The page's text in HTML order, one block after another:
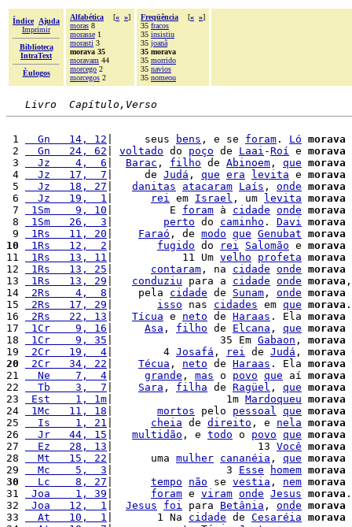
Índice
Ajuda
Imprimir
Biblioteca
IntraText
Èulogos
Alfabética [« »]
moras 8
morasse 1
morasti 3
morava 35
moravam 44
morcego 2
morcegos 2
Freqüência [« »]
35 fracos
35 insistiu
35 joanã
35 morava
35 morrido
35 navios
35 nomeou
Livro  Capítulo,Verso
1
  Gn   14, 12
|     seus bens , e se foram . Ló morava
2
  Gn   24, 62
voltado do poço de Laai -Roí e morava
3
  Jz    4,  6
Barac , filho de Abinoem , que morava
4
  Jz   17,  7
|     de Judá , que era levita e morava
5
  Jz   18, 27
danitas atacaram Laís , onde morava
6
  Jz   19,  1
rei em Israel , um levita morava
7
1Sm    9, 10 |         E foram à cidade onde morava
8
1Sm   26,  3 perto do caminho . Davi morava
9
1Rs   11, 20 Faraó , de modo que Genubat morava
10
1Rs   12,  2 fugido do rei Salomão e morava
11
1Rs   13, 11 |           11 Um velho profeta morava
12
1Rs   13, 25 contaram , na cidade onde morava
13
1Rs   13, 29 conduziu para a cidade onde morava
14
2Rs    4,  8 |    pela cidade de Sunam , onde morava
15
2Rs   17, 29 isso nas cidades em que morava .
16
2Rs   22, 13 Tícua e neto de Haraas . Ela morava
17
1Cr    9, 16 Asa , filho de Elcana , que morava
18
1Cr    9, 35 |                 35 Em Gabaon , morava
19
2Cr   19,  4 |        4 Josafá , rei de Judá , morava
20
2Cr   34, 22 Técua , neto de Haraas . Ela morava
21
  Ne    7,  4
grande , mas o povo que aí morava
22
  Tb    3,  7
Sara , filha de Ragüel , que morava
23
Est    1, 1m |                  1m Mardoqueu morava
24
1Mc   11, 18 mortos pelo pessoal que morava
25
  Is    1, 21
cheia de direito , e nela morava
26
  Jr   44, 15
multidão , e todo o povo que morava
27
  Ez   28, 13
|                       13 Você morava
28
  Mt   15, 22
|      uma mulher cananéia , que morava
29
  Mc    5,  3
|                  3 Esse homem morava
30
  Lc    8, 27
tempo não se vestia , nem morava
31
Joa    1, 39 foram e viram onde Jesus morava
32
Joa   12,  1 Jesus foi para Betânia , onde morava
33
  At   10,  1
|       1 Na cidade de Cesaréia morava